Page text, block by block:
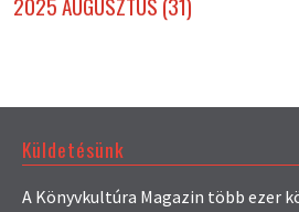
Küldetésünk
A Könyvkultúra Magazin több ezer